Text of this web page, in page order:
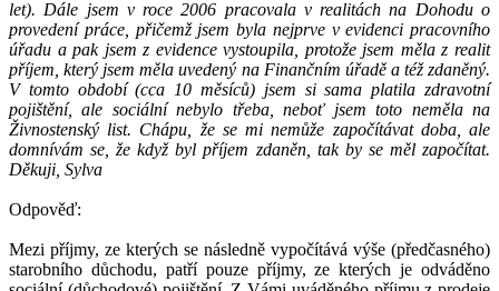
let). Dále jsem v roce 2006 pracovala v realitách na Dohodu o
provedení práce, přičemž jsem byla nejprve v evidenci pracovního
úřadu a pak jsem z evidence vystoupila, protože jsem měla z realit
příjem, který jsem měla uvedený na Finančním úřadě a též zdaněný.
V tomto období (cca 10 měsíců) jsem si sama platila zdravotní
pojištění, ale sociální nebylo třeba, neboť jsem toto neměla na
Živnostenský list. Chápu, že se mi nemůže započítávat doba, ale
domnívám se, že když byl příjem zdaněn, tak by se měl započítat.
Děkuji, Sylva
Odpověď:
Mezi příjmy, ze kterých se následně vypočítává výše (předčasného)
starobního důchodu, patří pouze příjmy, ze kterých je odváděno